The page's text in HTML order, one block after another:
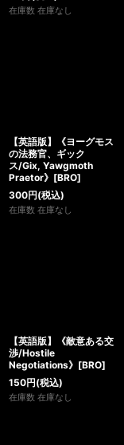
在庫数 在庫なし
【英語版】《ヨーグモス
の法務官、ギック
ス/Gix, Yawgmoth
Praetor》[BRO]
300円(税込)
在庫数 在庫なし
【英語版】《敵意ある交
渉/Hostile
Negotiations》[BRO]
150円(税込)
在庫数 在庫なし